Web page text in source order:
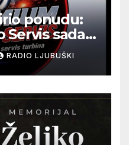
ponudu:
sada
Ljubuškom
RADIO LJUBUŠKI